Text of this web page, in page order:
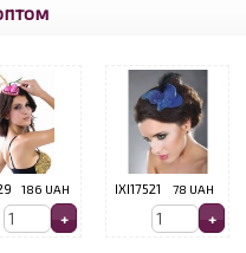
186 UAH IXI17521 78 UAH